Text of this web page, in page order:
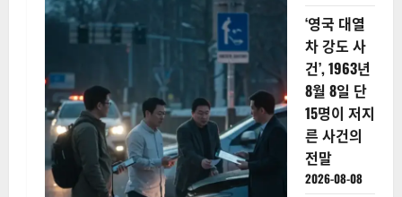
‘영국 대열
차 강도 사
건’, 1963년
8월 8일 단
15명이 저지
른 사건의
전말
2026-08-08